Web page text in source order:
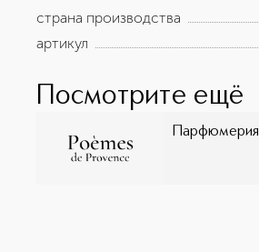
страна производства
артикул
Посмотрите ещё
Парфюмерия